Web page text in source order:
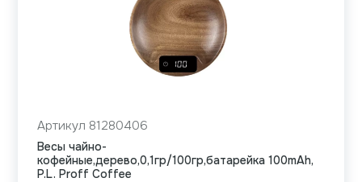
Артикул 81280406
Весы чайно-
кофейные,дерево,0,1гр/100гр,батарейка 100mAh,
P.L. Proff Coffee